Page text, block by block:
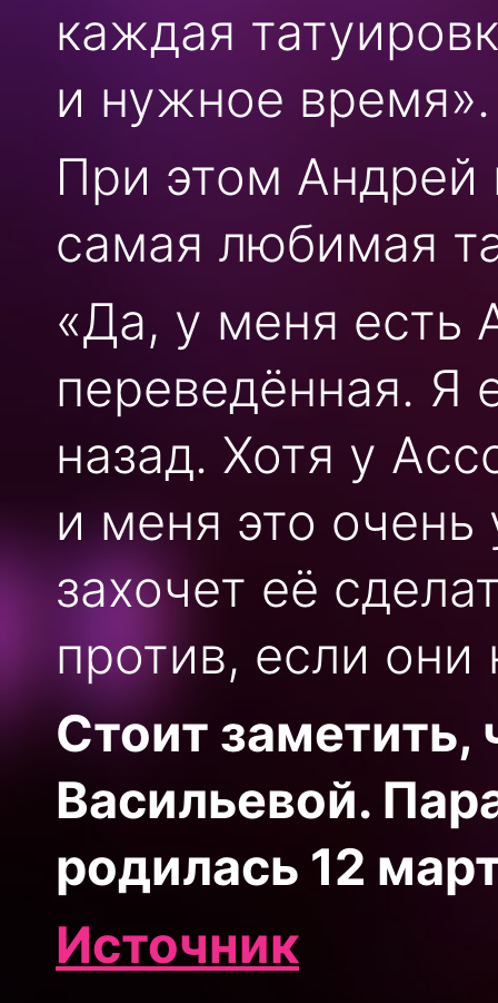
каждая
и нужное время».
При этом Андрей
самая любимая
«Да, у меня есть
переведённая. Я
назад. Хотя у
и меня это очень
захочет её
против, если
Стоит заметить,
Васильевой.
родилась 12
Источник